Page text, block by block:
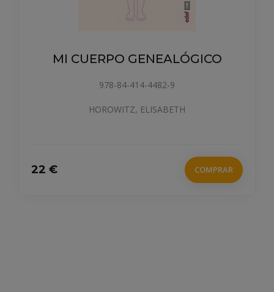
MI CUERPO GENEALÓGICO
978-84-414-4482-9
HOROWITZ, ELISABETH
22 € COMPRAR